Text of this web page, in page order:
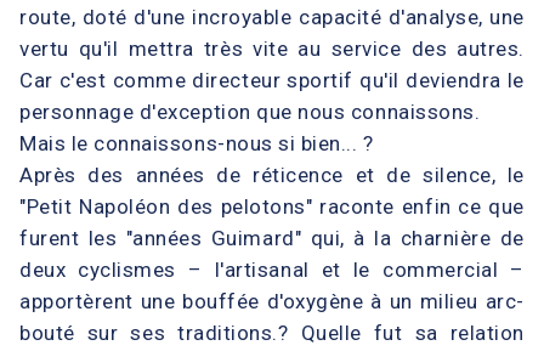
route, doté d'une incroyable capacité d'analyse, une
vertu qu'il mettra très vite au service des autres.
Car c'est comme directeur sportif qu'il deviendra le
personnage d'exception que nous connaissons.
Mais le connaissons-nous si bien... ?
Après des années de réticence et de silence, le
"Petit Napoléon des pelotons" raconte enfin ce que
furent les "années Guimard" qui, à la charnière de
deux cyclismes – l'artisanal et le commercial –
apportèrent une bouffée d'oxygène à un milieu arc-
bouté sur ses traditions.? Quelle fut sa relation